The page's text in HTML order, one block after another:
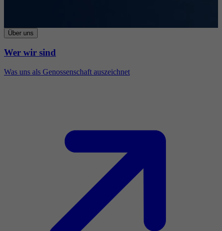
Über uns
Wer wir sind
Was uns als Genossenschaft auszeichnet